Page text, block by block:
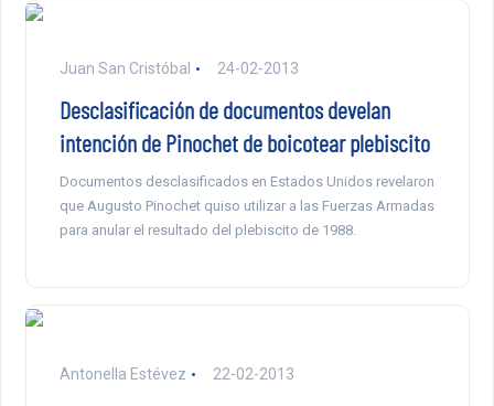
Juan San Cristóbal 24-02-2013
Desclasificación de documentos develan
intención de Pinochet de boicotear plebiscito
Documentos desclasificados en Estados Unidos revelaron
que Augusto Pinochet quiso utilizar a las Fuerzas Armadas
para anular el resultado del plebiscito de 1988.
Antonella Estévez 22-02-2013